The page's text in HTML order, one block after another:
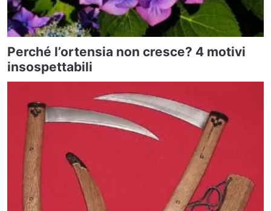
Perché l’ortensia non cresce? 4 motivi
insospettabili